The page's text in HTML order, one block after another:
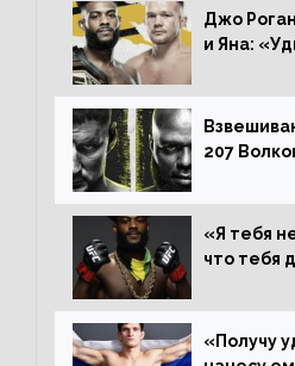
Джо
и Яна:
выиграл»
207
«Я тебя
что тебя
пауза»,
ответил
«Получу